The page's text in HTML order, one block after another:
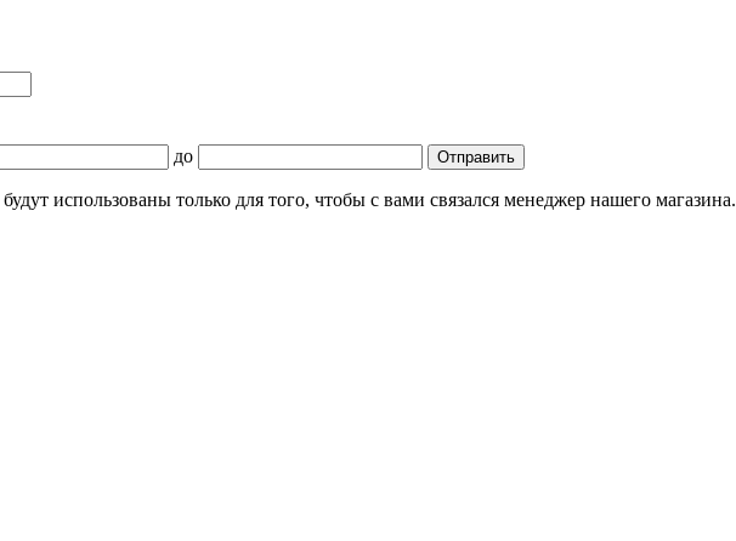
до
использованы только для того, чтобы с вами связался менеджер нашего магазина.